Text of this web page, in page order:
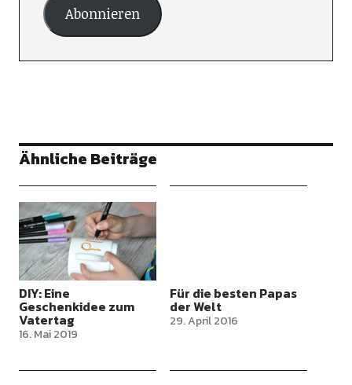
Abonnieren
Ähnliche Beiträge
DIY: Eine
Geschenkidee zum
Vatertag
16. Mai 2019
Für die besten Papas
der Welt
29. April 2016